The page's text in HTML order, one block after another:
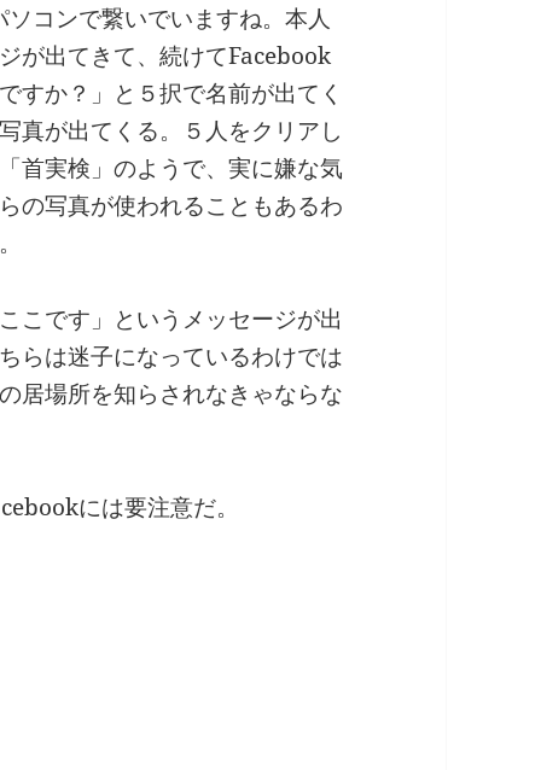
コンで繋いでいますね。本人
が出てきて、続けてFacebook
すか？」と５択で名前が出てく
真が出てくる。５人をクリアし
首実検」のようで、実に嫌な気
の写真が使われることもあるわ
こです」というメッセージが出
らは迷子になっているわけでは
居場所を知らされなきゃならな
には要注意だ。